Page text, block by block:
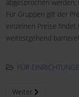
abgesprochen
Für Gruppen gilt der
einzelnen Preise
weitestgehend
FÜR
Nächster Beitrag:
Weiter